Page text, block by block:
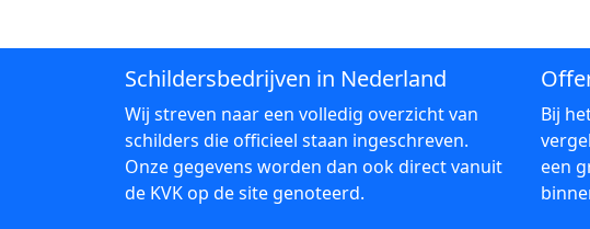
Schildersbedrijven in Nederland
Wij streven naar een volledig overzicht van
schilders die officieel staan ingeschreven.
Onze gegevens worden dan ook direct vanuit
de KVK op de site genoteerd.
Bij
een